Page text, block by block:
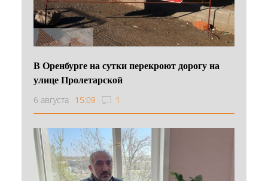
В Оренбурге на сутки перекроют дорогу на
улице Пролетарской
6 августа 15:09 1